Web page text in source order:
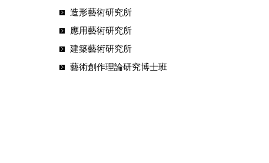
造形藝術研究所
應用藝術研究所
建築藝術研究所
藝術創作理論研究博士班